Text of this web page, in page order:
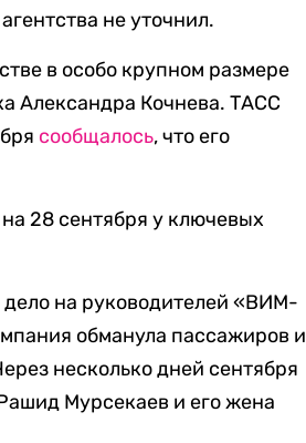
не уточнил.
в особо крупном размере
Александра Кочнева. ТАСС
сообщалось, что его
28 сентября у ключевых
дело на руководителей «ВИМ-
обманула пассажиров и
несколько дней сентября
Мурсекаев и его жена